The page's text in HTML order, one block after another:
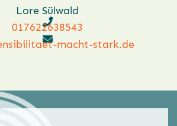
Lore Sülwald
017622638543
macht-stark.de